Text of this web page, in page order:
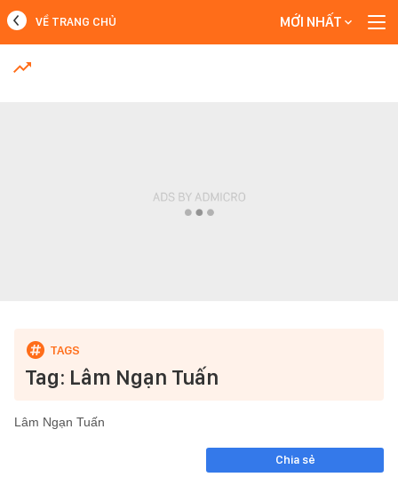
MỚI NHẤT
VỀ TRANG CHỦ MỚI NHẤT
Tag: Lâm Ngạn Tuấn
Lâm Ngạn Tuấn
Chia sẻ